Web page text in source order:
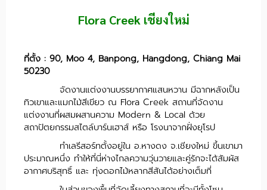
Flora Creek เชียงใหม่
ที่ตั้ง : 90, Moo 4, Banpong, Hangdong, Chiang Mai
50230
จัดงานแต่งงานบรรยากาศแสนหวาน มีฉากหลังเป็น
ทิวเขาและแมกไม้สีเขียว ณ Flora Creek สถานที่จัดงาน
แต่งงานที่ผสมผสานความ Modern & Local ด้วย
สถาปัตยกรรมสไตล์บาร์นเฮาส์ หรือ โรงนาจากฝั่งยุโรป
ทำเลรีสอร์ทตั้งอยู่ใน อ.หางดง จ.เชียงใหม่ ขึ้นเขามา
ประมาณหนึ่ง ทำให้ที่นี่ห่างไกลความวุ่นวายและคู่รักจะได้สัมผัส
อากาศบริสุทธิ์ และ ทุ่งดอกไม้หลากสีสันได้อย่างเต็มที่